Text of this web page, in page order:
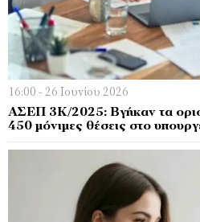
16:00 - 26 Ιουνίου 2026
ΑΣΕΠ 3Κ/2025: Βγήκαν τα
450 μόνιμες θέσεις στο